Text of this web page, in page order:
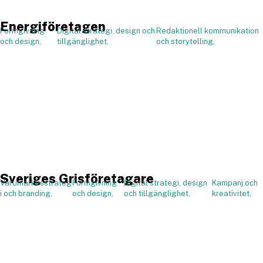
Energiföretagen
Formgivning
och design,
Digital strategi, design och
tillgänglighet,
Redaktionell kommunikation
och storytelling,
Sveriges Grisföretagare
Varumärkesstrateg
i och branding,
Formgivning
och design,
Digital strategi, design
och tillgänglighet,
Kampanj och
kreativitet,